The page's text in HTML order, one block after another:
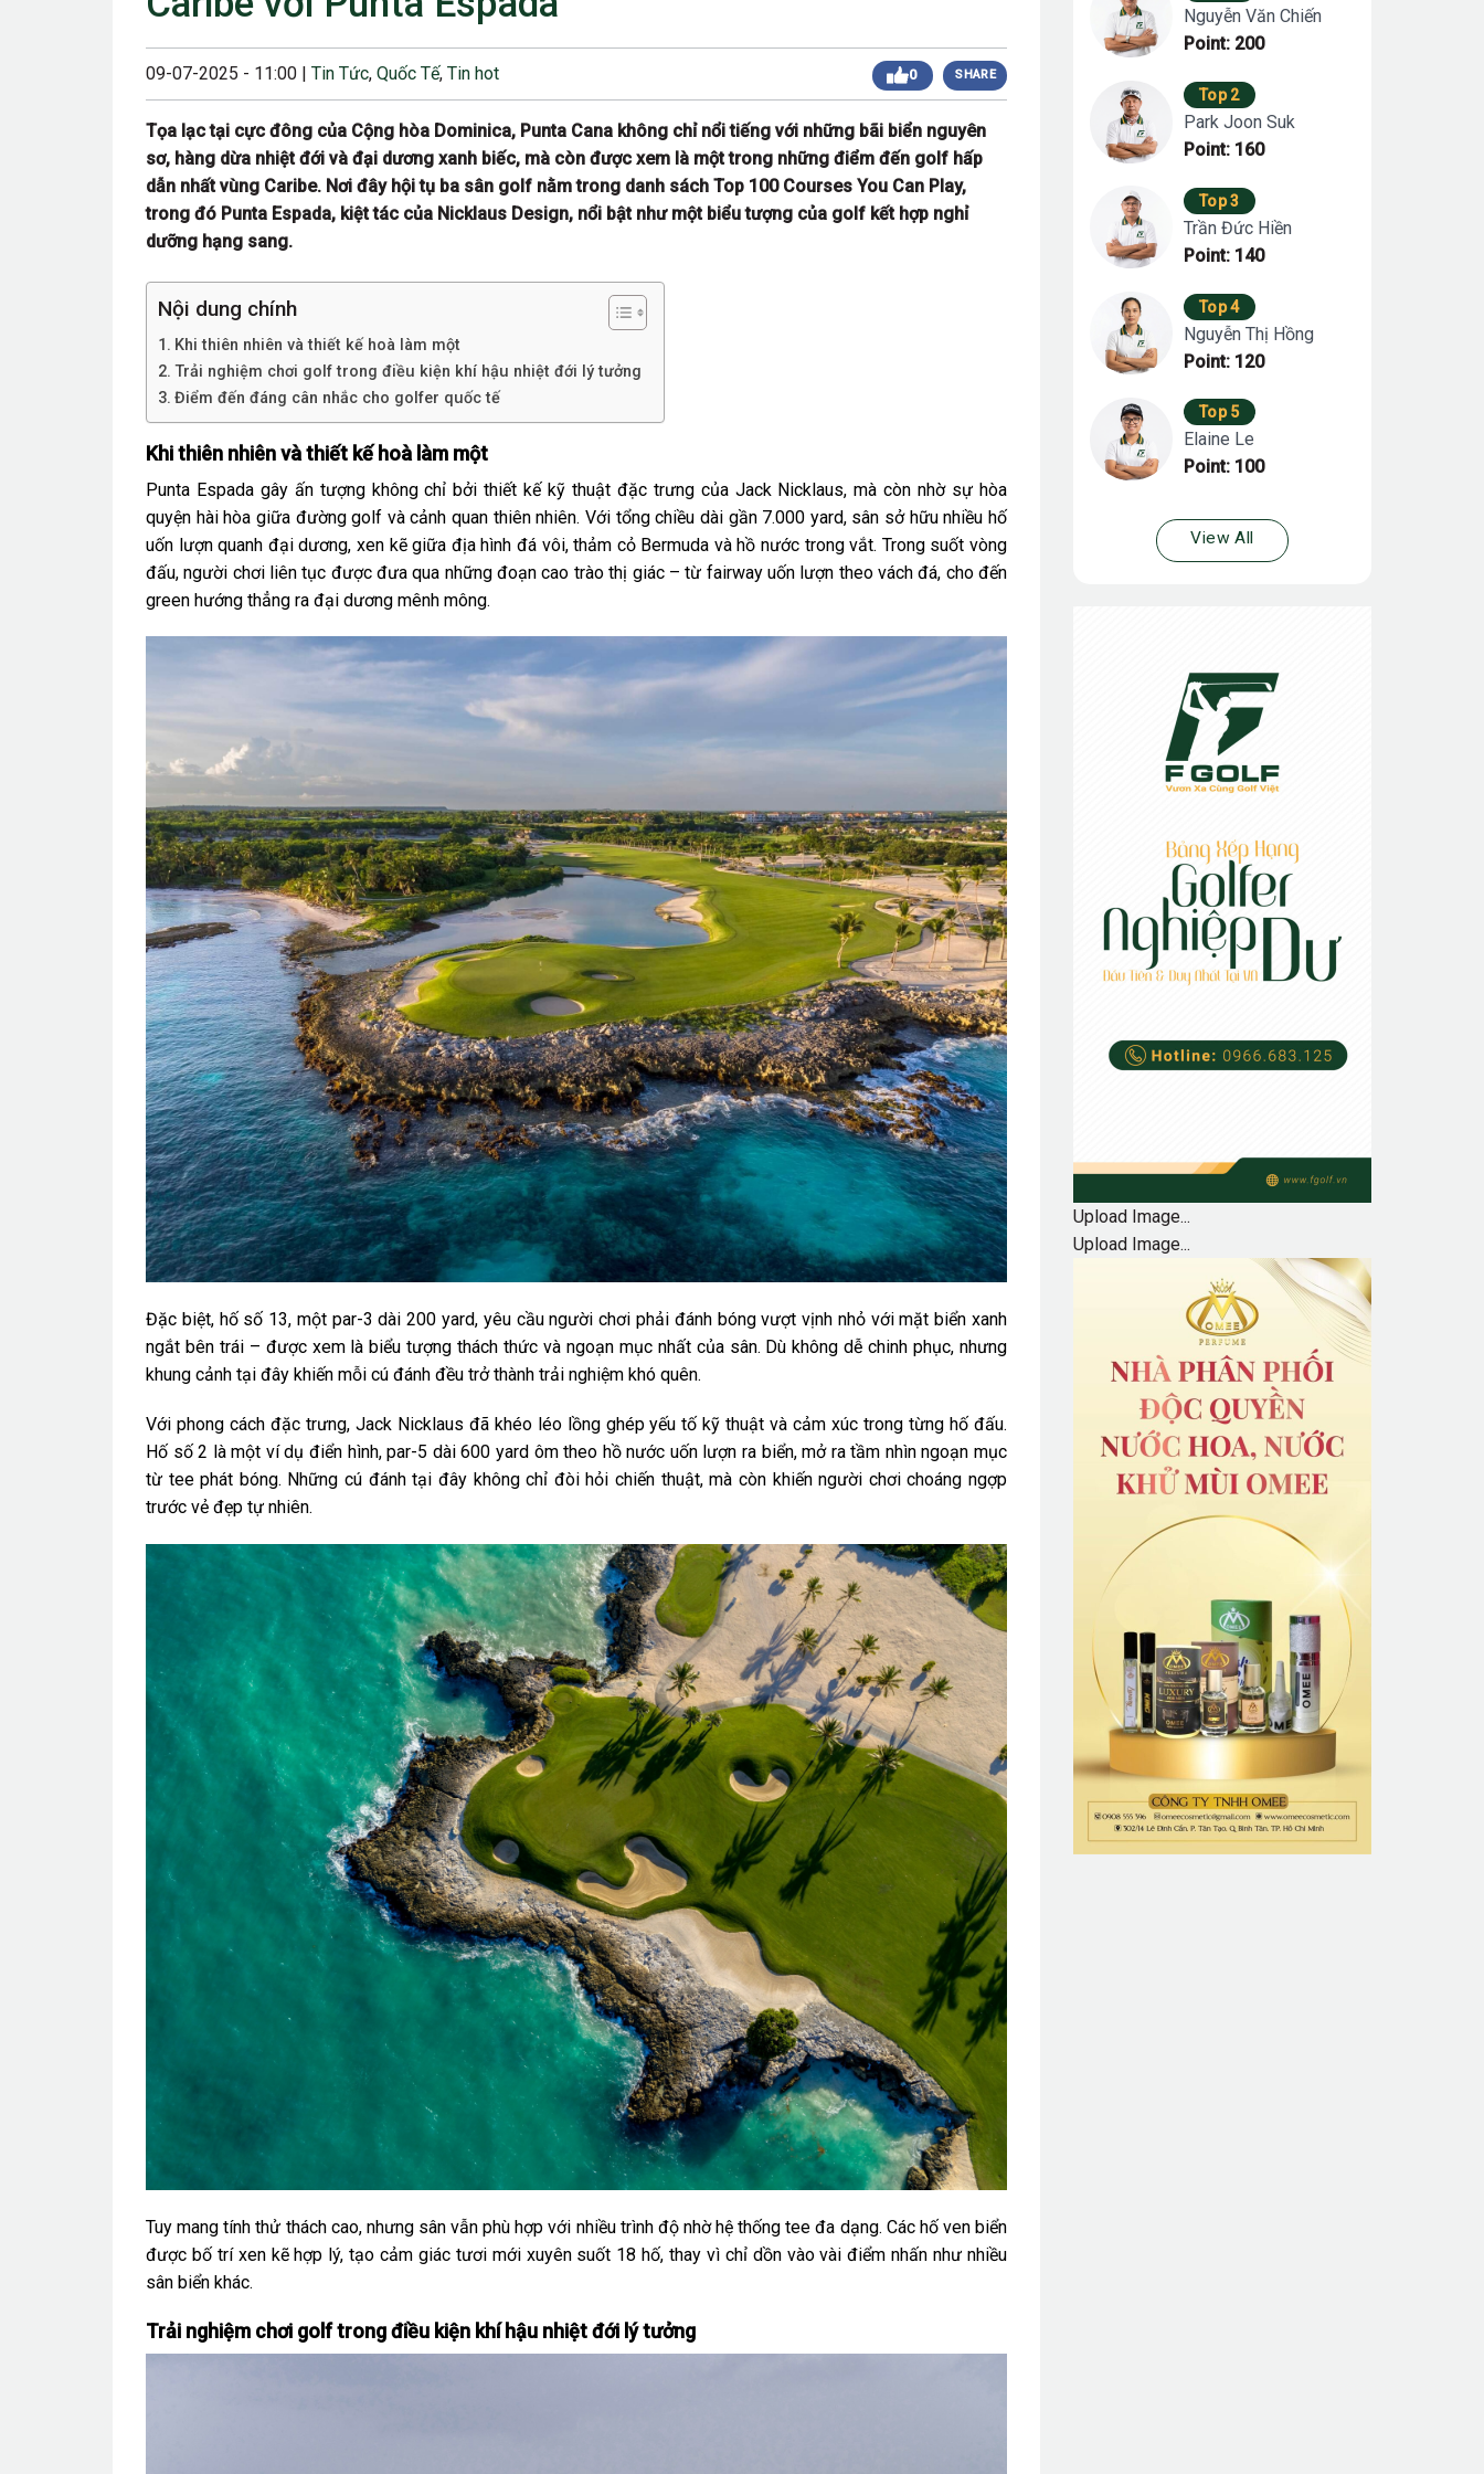
23/08/2024 12:00 sáng
28/06/2024 12:00 chiều
Giải Golf Gia Đình lần 1 (Family Golf Tournament
Giải Golf Doanh nghiệp và Thương hiệu Việt Nam
lần thứ 22 (Business Vietnam Cup 22)
25/04/2024 6:00 sáng
Giải Golf Vô địch các CLB toàn quốc Lần 1
(Vietnam Golf Club Championship 2024)
07/03/2024 12:00 chiều
Giải Cặp Đôi Hoàn Hảo Lần 3 (Perfect Golf Couple
Giải Golf Cặp đôi hoàn hảo Lần 2 (Perfect Golf
09-07-2025 - 11:00 | Tin Tức, Quốc Tế, Tin hot 0 SHARE
Tọa lạc tại cực đông của Cộng hòa Dominica, Punta Cana không chỉ nổi tiếng với những bãi biển nguyên
sơ, hàng dừa nhiệt đới và đại dương xanh biếc, mà còn được xem là một trong những điểm đến golf hấp
dẫn nhất vùng Caribe. Nơi đây hội tụ ba sân golf nằm trong danh sách Top 100 Courses You Can Play,
trong đó Punta Espada, kiệt tác của Nicklaus Design, nổi bật như một biểu tượng của golf kết hợp nghỉ
dưỡng hạng sang.
Nội dung chính
Khi thiên nhiên và thiết kế hoà làm một
Trải nghiệm chơi golf trong điều kiện khí hậu nhiệt đới lý tưởng
Điểm đến đáng cân nhắc cho golfer quốc tế
Khi thiên nhiên và thiết kế hoà làm một
Punta Espada gây ấn tượng không chỉ bởi thiết kế kỹ thuật đặc trưng của Jack Nicklaus, mà còn nhờ sự hòa
quyện hài hòa giữa đường golf và cảnh quan thiên nhiên. Với tổng chiều dài gần 7.000 yard, sân sở hữu nhiều hố
uốn lượn quanh đại dương, xen kẽ giữa địa hình đá vôi, thảm cỏ Bermuda và hồ nước trong vắt. Trong suốt vòng
đấu, người chơi liên tục được đưa qua những đoạn cao trào thị giác – từ fairway uốn lượn theo vách đá, cho đến
green hướng thẳng ra đại dương mênh mông.
Đặc biệt, hố số 13, một par-3 dài 200 yard, yêu cầu người chơi phải đánh bóng vượt vịnh nhỏ với mặt biển xanh
ngắt bên trái – được xem là biểu tượng thách thức và ngoạn mục nhất của sân. Dù không dễ chinh phục, nhưng
khung cảnh tại đây khiến mỗi cú đánh đều trở thành trải nghiệm khó quên.
Với phong cách đặc trưng, Jack Nicklaus đã khéo léo lồng ghép yếu tố kỹ thuật và cảm xúc trong từng hố đấu.
Hố số 2 là một ví dụ điển hình, par-5 dài 600 yard ôm theo hồ nước uốn lượn ra biển, mở ra tầm nhìn ngoạn mục
từ tee phát bóng. Những cú đánh tại đây không chỉ đòi hỏi chiến thuật, mà còn khiến người chơi choáng ngợp
trước vẻ đẹp tự nhiên.
Tuy mang tính thử thách cao, nhưng sân vẫn phù hợp với nhiều trình độ nhờ hệ thống tee đa dạng. Các hố ven biển
được bố trí xen kẽ hợp lý, tạo cảm giác tươi mới xuyên suốt 18 hố, thay vì chỉ dồn vào vài điểm nhấn như nhiều
sân biển khác.
Trải nghiệm chơi golf trong điều kiện khí hậu nhiệt đới lý tưởng
Nguyễn Văn Chiến
Point: 200
Top 2
Park Joon Suk
Point: 160
Top 3
Trần Đức Hiền
Point: 140
Top 4
Nguyễn Thị Hồng
Point: 120
Top 5
Elaine Le
Point: 100
View All
Upload Image...
Upload Image...